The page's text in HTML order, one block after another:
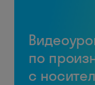
по
с